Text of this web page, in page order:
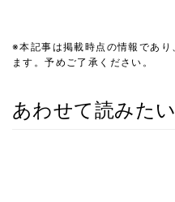
※本記事は掲載時点の情報であり
ます。予めご了承ください。
あわせて読みたい